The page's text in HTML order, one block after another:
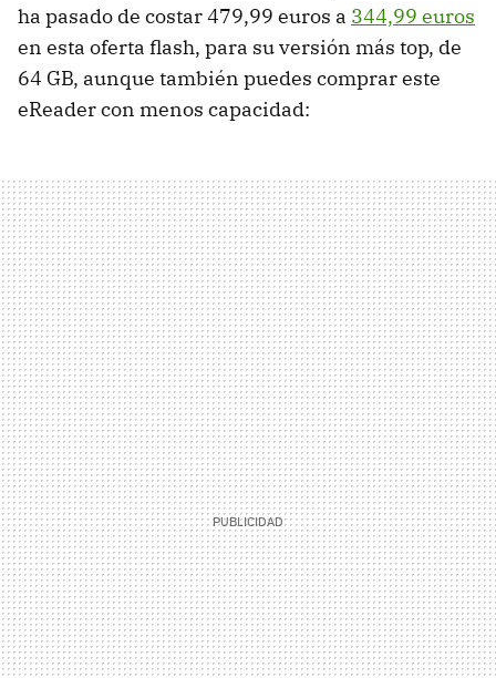
ha pasado de costar 479,99 euros a 344,99 euros
en esta oferta flash, para su versión más top, de
64 GB, aunque también puedes comprar este
eReader con menos capacidad: